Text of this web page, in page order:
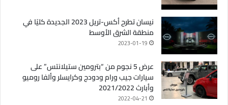
نيسان تطرح أكس-تريل 2023 الجديدة كليًا في
منطقة الشرق الأوسط
2023-01-19
عرض 5 نجوم من “بترومين ستيلانتس” على
سيارات جيب ورام ودودج وكرايسلر وألفا روميو
وأبارث 2021/2022
2022-04-21